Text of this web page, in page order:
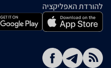
להורדת האפליקציה